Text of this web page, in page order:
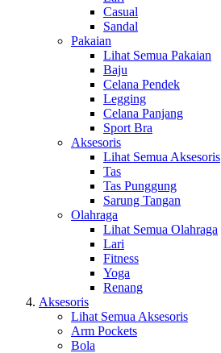
Casual
Sandal
Pakaian
Lihat Semua Pakaian
Baju
Celana Pendek
Legging
Celana Panjang
Sport Bra
Aksesoris
Lihat Semua Aksesoris
Tas
Tas Punggung
Sarung Tangan
Olahraga
Lihat Semua Olahraga
Lari
Fitness
Yoga
Renang
Aksesoris
Lihat Semua Aksesoris
Arm Pockets
Bola